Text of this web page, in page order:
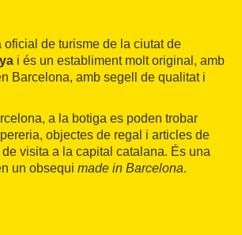
oficial de turisme de la ciutat de
i és un establiment molt original, amb
Barcelona, amb segell de qualitat i
a la botiga es poden trobar
objectes de regal i articles de
visita a la capital catalana. És una
un obsequi made in Barcelona.